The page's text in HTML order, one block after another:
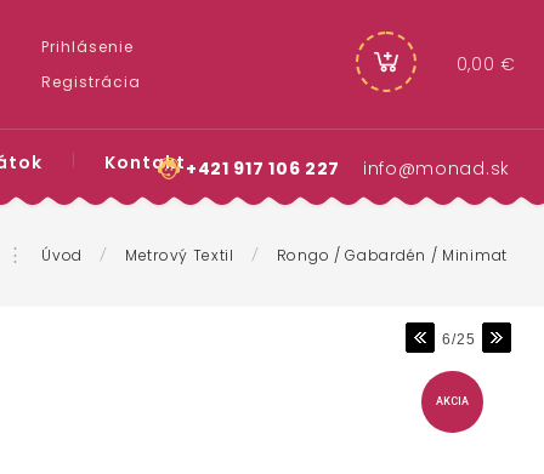
Kontakt
Prihlásenie
Registrácia
0,00 €
+421 917 106 227 info@monad.sk
⋮ Úvod / Metrový Textil / Rongo / Gabardén / Minimat
6/25
AKCIA